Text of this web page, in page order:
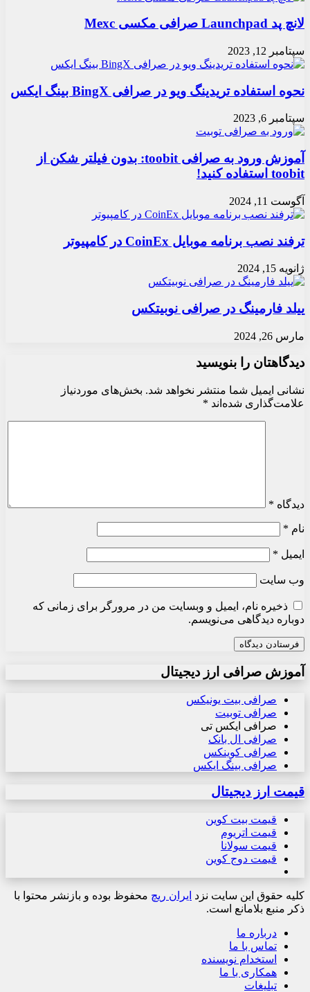
لانچ پد Launchpad صرافی مکسی Mexc
سپتامبر 12, 2023
نحوه استفاده تریدینگ ویو در صرافی BingX بینگ ایکس
سپتامبر 6, 2023
آموزش ورود به صرافی toobit: بدون فیلتر شکن از
toobit استفاده کنید!
آگوست 11, 2024
ترفند نصب برنامه موبایل CoinEx در کامپیوتر
ژانویه 15, 2024
ییلد فارمینگ در صرافی نوبیتکس
مارس 26, 2024
دیدگاهتان را بنویسید
نشانی ایمیل شما منتشر نخواهد شد. بخش‌های موردنیاز
علامت‌گذاری شده‌اند *
دیدگاه *
نام *
ایمیل *
وب‌ سایت
ذخیره نام، ایمیل و وبسایت من در مرورگر برای زمانی که
دوباره دیدگاهی می‌نویسم.
آموزش صرافی ارز دیجیتال
صرافی بیت یونیکس
صرافی توبیت
صرافی ایکس تی
صرافی ال بانک
صرافی کوینکس
صرافی بینگ ایکس
قیمت ارز دیجیتال
قیمت بیت کوین
قیمت اتریوم
قیمت سولانا
قیمت دوج کوین
کلیه حقوق این سایت نزد ایران ریچ محفوظ بوده و بازنشر محتوا با
ذکر منبع بلامانع است.
درباره ما
تماس با ما
استخدام نویسنده
همکاری با ما
تبلیغات